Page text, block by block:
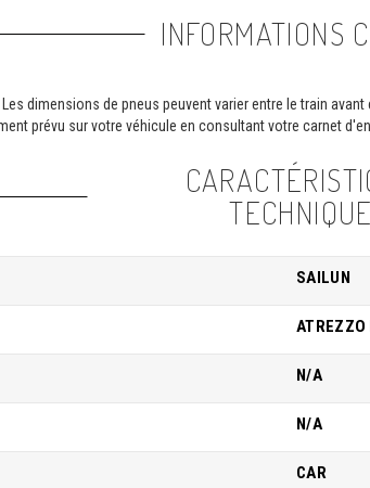
INFORMATIONS
Les dimensions de pneus peuvent varier entre le train
prévu sur votre véhicule en consultant votre carnet
SAILUN
ATREZZO
N/A
N/A
CAR